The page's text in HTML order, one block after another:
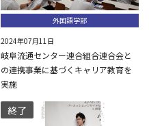
外国語学部
2024年07月11日
岐阜流通センター連合組合連合会と
の連携事業に基づくキャリア教育を
実施
終了